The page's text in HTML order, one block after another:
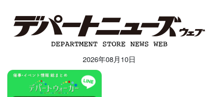
2026年08月10日